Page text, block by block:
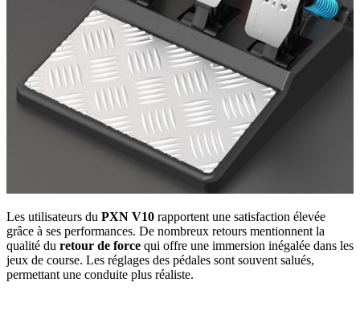
Les utilisateurs du PXN V10 rapportent une satisfaction élevée
grâce à ses performances. De nombreux retours mentionnent la
qualité du retour de force qui offre une immersion inégalée dans les
jeux de course. Les réglages des pédales sont souvent salués,
permettant une conduite plus réaliste.